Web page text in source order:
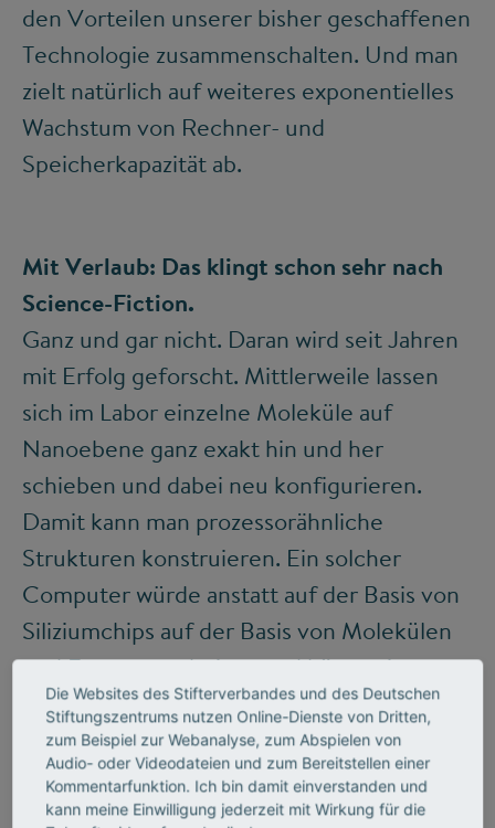
den Vorteilen unserer bisher geschaffenen
Technologie zusammenschalten. Und man
zielt natürlich auf weiteres exponentielles
Wachstum von Rechner- und
Speicherkapazität ab.
Mit Verlaub: Das klingt schon sehr nach
Science-Fiction.
Ganz und gar nicht. Daran wird seit Jahren
mit Erfolg geforscht. Mittlerweile lassen
sich im Labor einzelne Moleküle auf
Nanoebene ganz exakt hin und her
schieben und dabei neu konfigurieren.
Damit kann man prozessorähnliche
Strukturen konstruieren. Ein solcher
Computer würde anstatt auf der Basis von
Siliziumchips auf der Basis von Molekülen
und Enzymen arbeiten und könnte in
seiner Rechenkapazität und organischen
Struktur ständig weiter lernen und
wachsen. In einem Quantencomputer
würden sogar die einzelnen Atome zu Bits
Die Websites des Stifterverbandes und des Deutschen
Stiftungszentrums nutzen Online-Dienste von Dritten,
zum Beispiel zur Webanalyse, zum Abspielen von
Audio- oder Videodateien und zum Bereitstellen einer
Kommentarfunktion. Ich bin damit einverstanden und
kann meine Einwilligung jederzeit mit Wirkung für die